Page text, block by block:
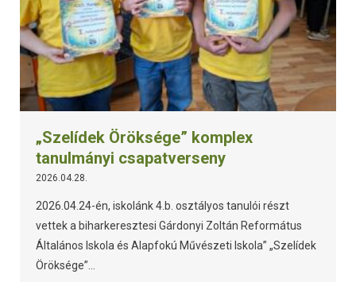
„Szelídek Öröksége” komplex
tanulmányi csapatverseny
2026.04.28.
2026.04.24-én, iskolánk 4.b. osztályos tanulói részt
vettek a biharkeresztesi Gárdonyi Zoltán Református
Általános Iskola és Alapfokú Művészeti Iskola” „Szelídek
Öröksége”...